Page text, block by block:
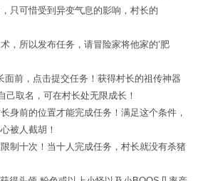
只可惜受到异变气息的影响，村长的
，所以发布任务，请冒险家将他家的‘肥
面前，点击提交任务！获得村长的祖传神器
己取名，可在村长处无限成长！
身前的位置才能完成任务！满足这个条件，
被人截胡！
制十次！当十人完成任务，村长就没有杀猪